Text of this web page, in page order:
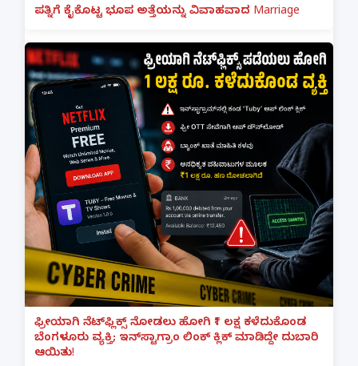
ಪತ್ನಿಗೆ ಕೈಕೊಟ್ಟ ಭೂಪ ಅತ್ತೆಯನ್ನು ವಿವಾಹವಾದ Marriage
ಫ್ರೀಯಾಗಿ ನೆಟ್‌ಫ್ಲಿಕ್ಸ್ ನೋಡಲು ಹೋಗಿ ₹1 ಲಕ್ಷ ಕಳೆದುಕೊಂಡ
ಬೆಂಗಳೂರು ವ್ಯಕ್ತಿ; ಇನ್‌ಸ್ಟಾಗ್ರಾಂ ಲಿಂಕ್ ಕ್ಲಿಕ್ ಮಾಡಿದ್ದೇ ದುಬಾರಿ
ಆಯಿತು!